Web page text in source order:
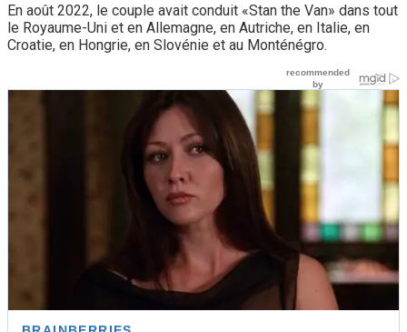
En août 2022, le couple avait conduit «Stan the Van» dans tout
le Royaume-Uni et en Allemagne, en Autriche, en Italie, en
Croatie, en Hongrie, en Slovénie et au Monténégro.